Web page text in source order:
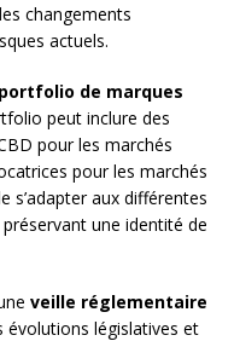
changements
actuels.
portfolio de marques
peut inclure des
pour les marchés
pour les marchés
s’adapter aux différentes
une identité de
veille réglementaire
évolutions législatives et